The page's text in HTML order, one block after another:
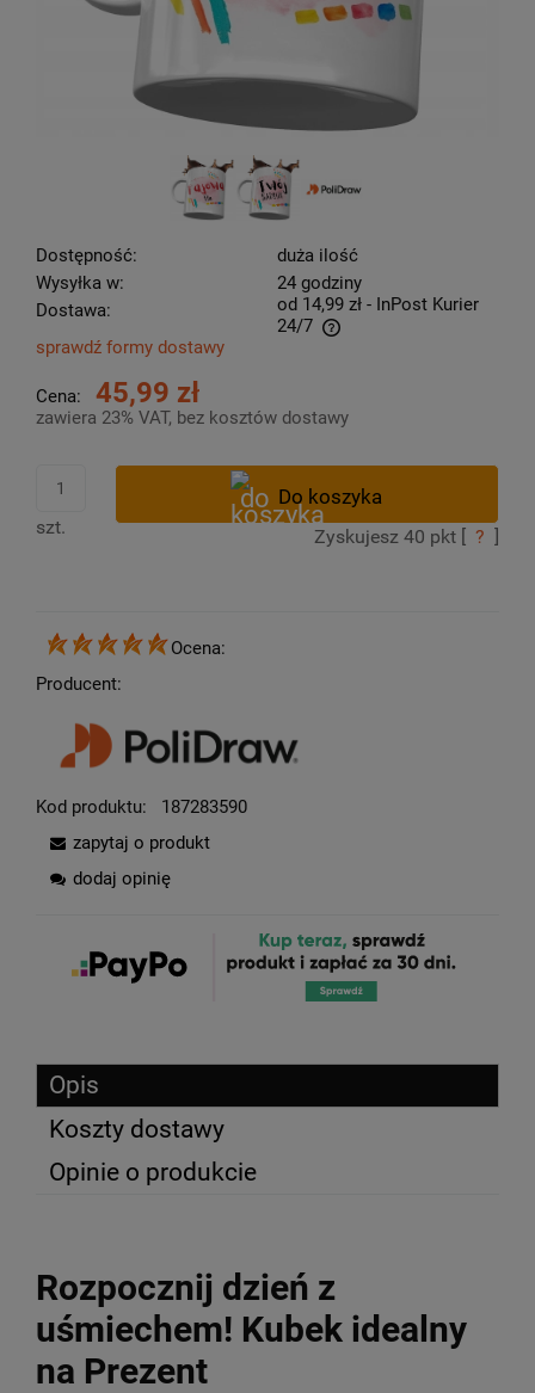
Dostępność:
duża ilość
Wysyłka w:
24 godziny
Dostawa:
od 14,99 zł - InPost Kurier
24/7
Cena nie zawiera ewentualnych kosztów płatności
sprawdź formy dostawy
Cena: 45,99 zł
zawiera 23% VAT, bez kosztów dostawy
szt. Zyskujesz 40 pkt [ ? ]
Ocena:
Producent:
Kod produktu:
187283590
zapytaj o produkt
dodaj opinię
Opis
Koszty dostawy
Opinie o produkcie
Rozpocznij dzień z
uśmiechem! Kubek idealny
na Prezent